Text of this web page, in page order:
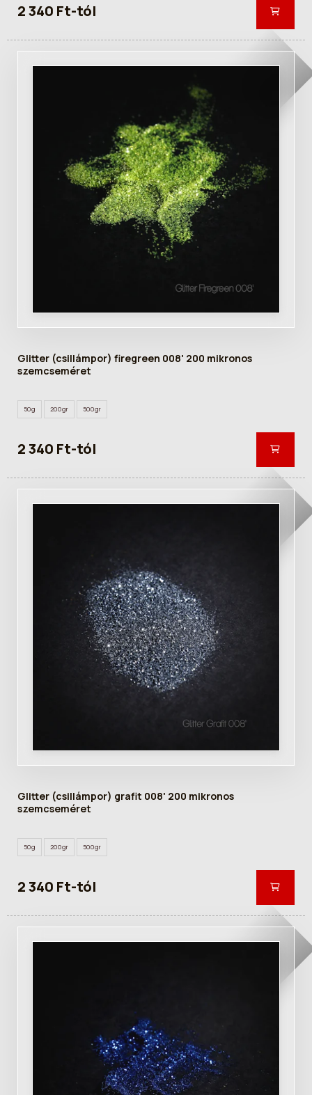
2 340 Ft-tól
Glitter (csillámpor) firegreen 008' 200 mikronos
szemcseméret
50g 200gr 500gr
2 340 Ft-tól
Glitter (csillámpor) grafit 008' 200 mikronos
szemcseméret
50g 200gr 500gr
2 340 Ft-tól